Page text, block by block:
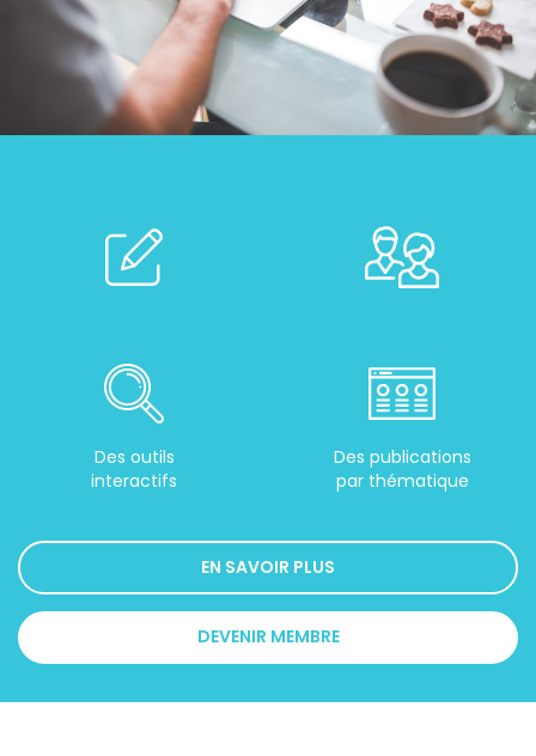
Des outils
interactifs
Des publications
par thématique
EN SAVOIR PLUS
DEVENIR MEMBRE